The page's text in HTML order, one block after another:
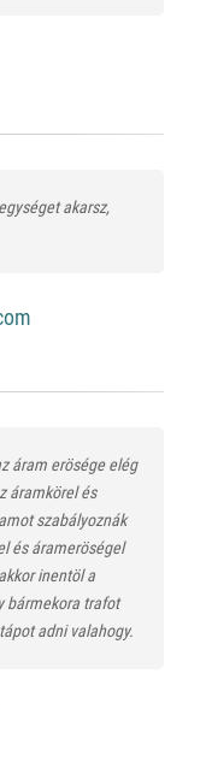
akarsz,
áram erösége elég
áramkörel és
szabályoznák
és árameröségel
inentöl a
bármekora trafot
adni valahogy.